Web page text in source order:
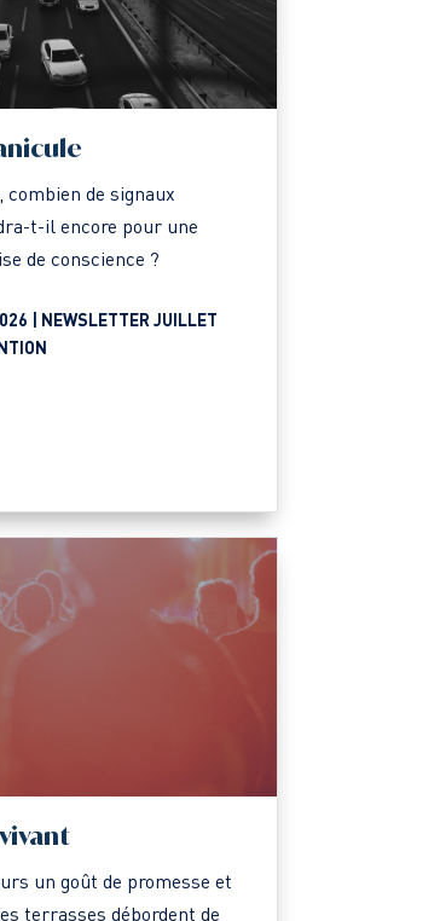
combien de signaux
t-il encore pour une
de conscience ?
|
NEWSLETTER JUILLET
un goût de promesse et
terrasses débordent de